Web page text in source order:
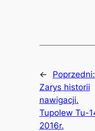
←
Poprzedni:
Zarys historii
nawigacji.
Tupolew Tu-
2016r.